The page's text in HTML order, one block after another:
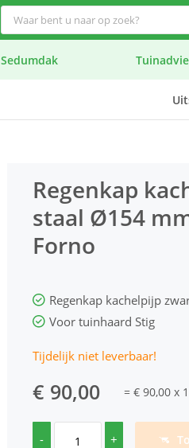
Sedumdak
Regenkap
staal Ø154
Forno
Voor tuinhaard Stig
Tijdelijk niet leverbaar!
€ 90,00 = € 90,00 x 1
- +